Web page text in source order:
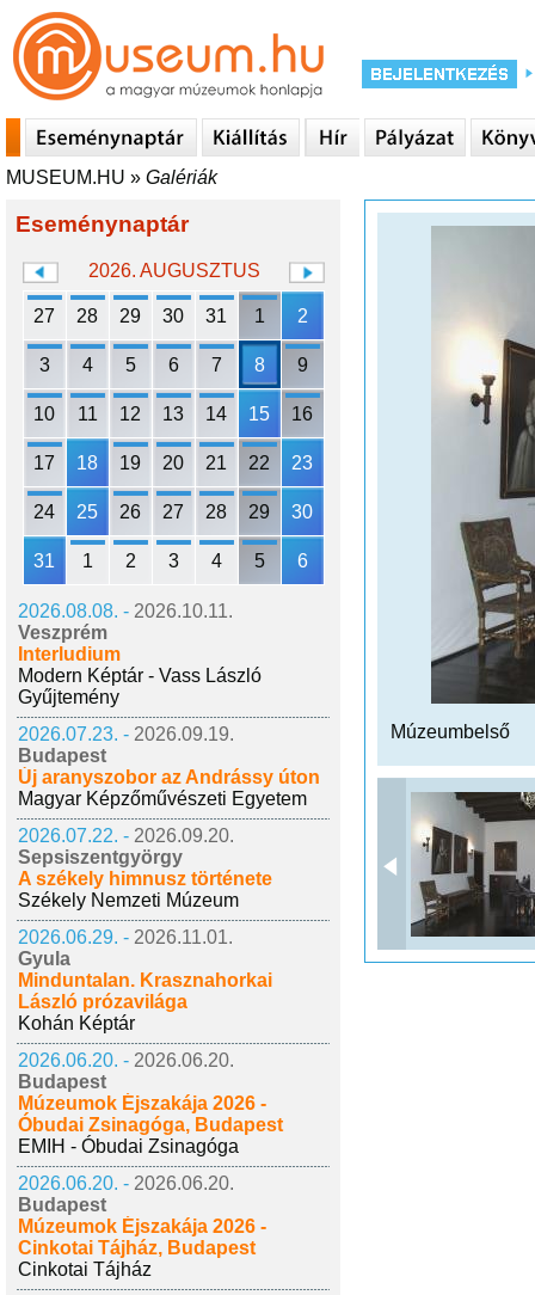
MUSEUM.HU » Galériák
Eseménynaptár
2026. AUGUSZTUS
27 28 29 30 31 1 2
3 4 5 6 7 8 9
10 11 12 13 14 15 16
17 18 19 20 21 22 23
24 25 26 27 28 29 30
31 1 2 3 4 5 6
2026.08.08. - 2026.10.11.
Veszprém
Interludium
Modern Képtár - Vass László
Gyűjtemény
2026.07.23. - 2026.09.19.
Budapest
Új aranyszobor az Andrássy úton
Magyar Képzőművészeti Egyetem
2026.07.22. - 2026.09.20.
Sepsiszentgyörgy
A székely himnusz története
Székely Nemzeti Múzeum
2026.06.29. - 2026.11.01.
Gyula
Minduntalan. Krasznahorkai
László prózavilága
Kohán Képtár
2026.06.20. - 2026.06.20.
Budapest
Múzeumok Éjszakája 2026 -
Óbudai Zsinagóga, Budapest
EMIH - Óbudai Zsinagóga
2026.06.20. - 2026.06.20.
Budapest
Múzeumok Éjszakája 2026 -
Cinkotai Tájház, Budapest
Cinkotai Tájház
Múzeumbelső